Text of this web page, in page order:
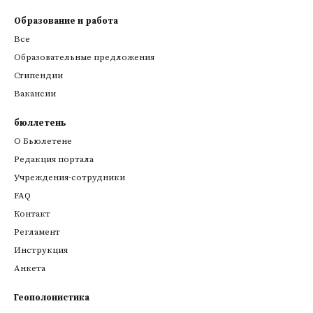
Образование и работа
Все
Образовательные предложения
Стипендии
Вакансии
бюллетень
О Бьюлетене
Редакция портала
Учреждения-сотрудники
FAQ
Контакт
Регламент
Инструкция
Анкета
Геополонистика